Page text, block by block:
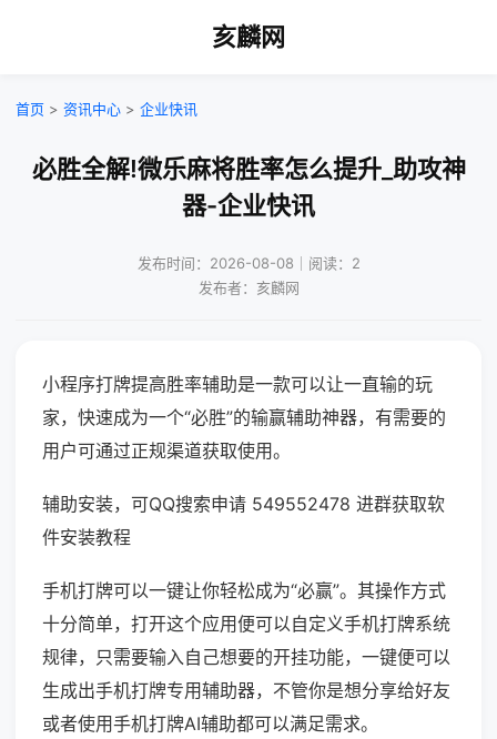
亥麟网
首页 > 资讯中心 > 企业快讯
必胜全解!微乐麻将胜率怎么提升_助攻神
器-企业快讯
发布时间：2026-08-08｜阅读：2
发布者：亥麟网
小程序打牌提高胜率辅助是一款可以让一直输的玩
家，快速成为一个“必胜”的输赢辅助神器，有需要的
用户可通过正规渠道获取使用。
辅助安装，可QQ搜索申请 549552478 进群获取软
件安装教程
手机打牌可以一键让你轻松成为“必赢”。其操作方式
十分简单，打开这个应用便可以自定义手机打牌系统
规律，只需要输入自己想要的开挂功能，一键便可以
生成出手机打牌专用辅助器，不管你是想分享给好友
或者使用手机打牌AI辅助都可以满足需求。